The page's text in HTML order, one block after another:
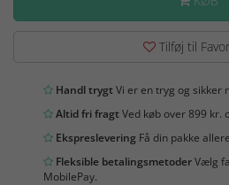
Tilføj til
Handl trygtVi er en tryg og sikker
Altid fri fragtVed køb over 899 kr.
Ekspreslevering Få din pakke
Fleksible betalingsmetoderVælg
MobilePay.